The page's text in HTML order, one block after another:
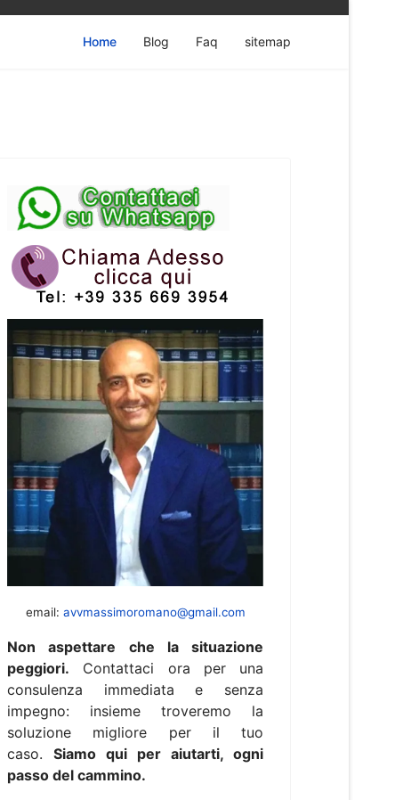
Home Blog Faq sitemap
email: avvmassimoromano@gmail.com
Non aspettare che la situazione
peggiori. Contattaci ora per una
consulenza immediata e senza
impegno: insieme troveremo la
soluzione migliore per il tuo
caso. Siamo qui per aiutarti, ogni
passo del cammino.